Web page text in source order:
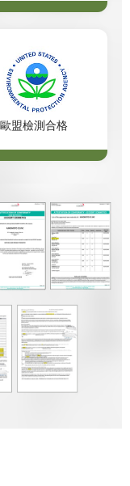
歐盟檢測合格